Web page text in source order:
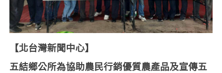
【北台灣新聞中心】
五結鄉公所為協助農民行銷優質農產品及宣傳五